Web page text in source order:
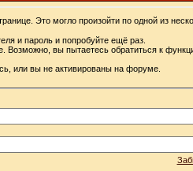
Это могло произойти по одной из
и пароль и попробуйте ещё раз.
Возможно, вы пытаетесь обратиться к
или вы не активированы на форуме.